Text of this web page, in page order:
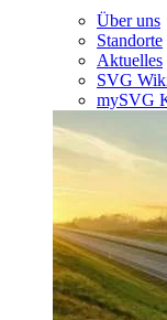
Über uns
Standorte
Aktuelles
SVG
mySVG